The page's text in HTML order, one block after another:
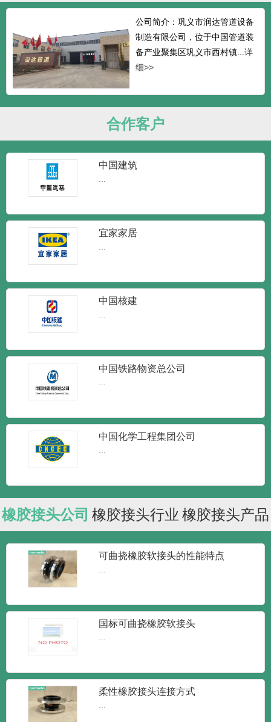
公司简介：巩义市润达管道设备
制造有限公司，位于中国管道装
备产业聚集区巩义市西村镇... 详
细>>
合作客户
中国建筑
...
宜家家居
...
中国核建
...
中国铁路物资总公司
...
中国化学工程集团公司
...
橡胶接头公司
新闻
橡胶接头行业
新闻
橡胶接头产品
知识
可曲挠橡胶软接头的性能特点
...
国标可曲挠橡胶软接头
...
柔性橡胶接头连接方式
...
润泰达-橡胶接头单球体弹性橡胶软接
头
润泰达-橡胶接头单球体弹性橡胶软接头橡
润泰达-KXT型可曲挠橡胶接头 柔性
头橡胶接头又可称为：...